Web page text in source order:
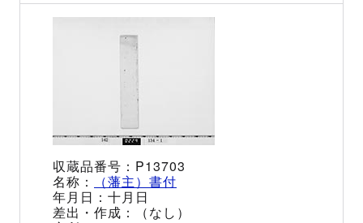
P13703
（藩主）書付
十月日
（なし）